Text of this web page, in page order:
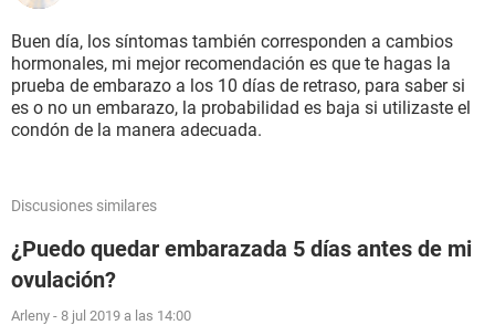
Buen día, los síntomas también corresponden a cambios
hormonales, mi mejor recomendación es que te hagas la
prueba de embarazo a los 10 días de retraso, para saber si
es o no un embarazo, la probabilidad es baja si utilizaste el
condón de la manera adecuada.
Discusiones similares
¿Puedo quedar embarazada 5 días antes de mi
ovulación?
Arleny - 8 jul 2019 a las 14:00